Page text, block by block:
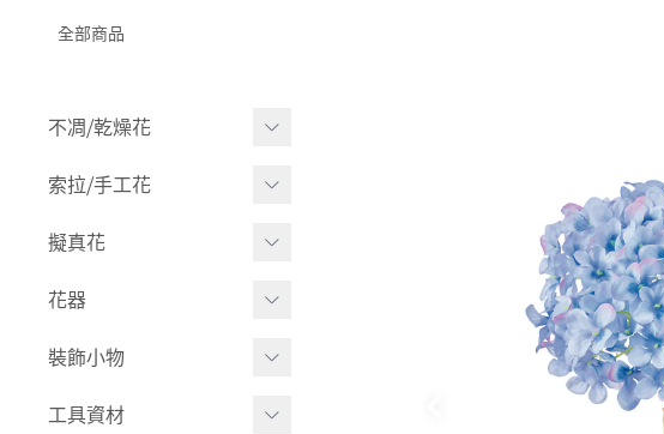
全部商品
不凋⧸乾燥花
多色組合
- 其他
玫瑰
索拉⧸手工花
索拉花(有花莖)
- 莉朵獨家水染
- 大地農園
擬真花
盆栽⧸成品
綜合花束
花器
小型花器
中大型花器
裝飾小物
裝飾⧸擺飾
工具資材